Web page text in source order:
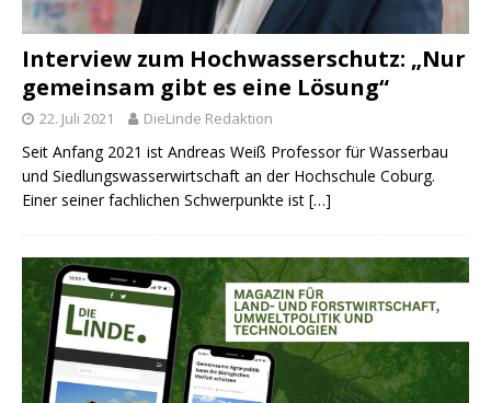
Interview zum Hochwasserschutz: „Nur
gemeinsam gibt es eine Lösung“
22. Juli 2021 DieLinde Redaktion
Seit Anfang 2021 ist Andreas Weiß Professor für Wasserbau
und Siedlungswasserwirtschaft an der Hochschule Coburg.
Einer seiner fachlichen Schwerpunkte ist […]